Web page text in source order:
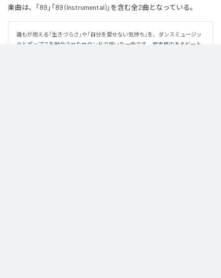
楽曲は、「89」「89 (Instrumental)」を含む全2曲となっている。
誰もが抱える「生きづらさ」や「自分を愛せない気持ち」を、ダンスミュージッ
クとポップスを融合させたサウンドで描いた一曲です。 疾走感のあるビート